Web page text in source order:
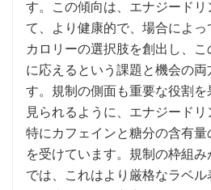
す。この傾向は、エナジードリ
て、より健康的で、場合によ
カロリーの選択肢を創出し、
に応えるという課題と機会の両
す。規制の側面も重要な役割
見られるように、エナジードリ
特にカフェインと糖分の含有
を受けています。規制の枠組
では、これはより厳格なラベ